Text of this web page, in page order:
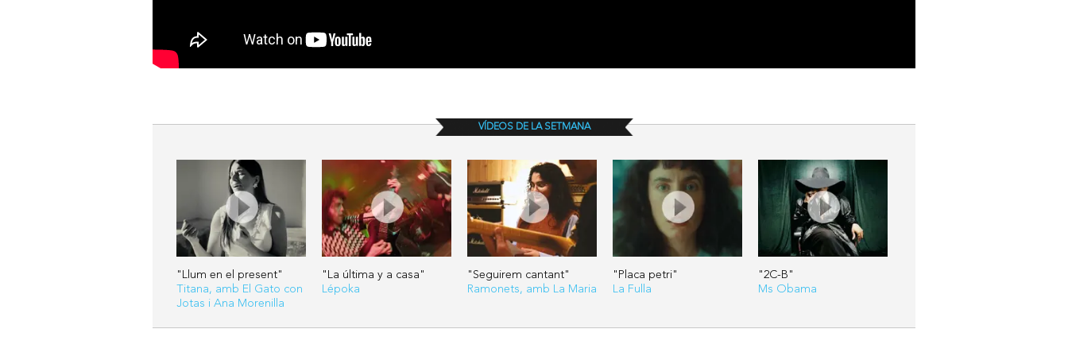
VÍDEOS DE LA SETMANA
"Llum en el present"
Titana, amb El Gato con
Jotas i Ana Morenilla
"La última y a casa"
Lépoka
"Seguirem cantant"
Ramonets, amb La Maria
"Placa petri"
La Fulla
"2C-B"
Ms Obama